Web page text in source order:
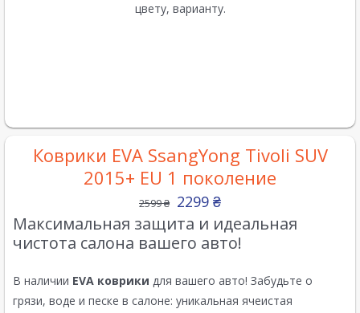
цвету, варианту.
Коврики EVA SsangYong Tivoli SUV
2015+ EU 1 поколение
2599₴ 2299 ₴
Максимальная защита и идеальная
чистота салона вашего авто!
В наличии EVA коврики для вашего авто! Забудьте о
грязи, воде и песке в салоне: уникальная ячеистая